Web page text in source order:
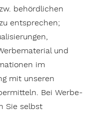
behördlichen
entsprechen;
und
im
mit unseren
Bei Werbe-
Sie selbst